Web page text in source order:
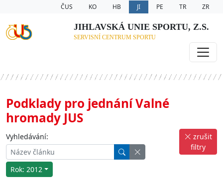
ČUS KO HB JI PE TR ZR
JIHLAVSKÁ UNIE SPORTU, Z.S.
SERVISNÍ CENTRUM SPORTU
Podklady pro jednání Valné
hromady JUS
Vyhledávání:
Rok: 2012
zrušit
filtry